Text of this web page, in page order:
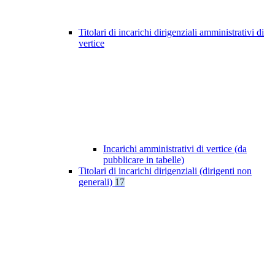
Titolari di incarichi dirigenziali amministrativi di
vertice
Incarichi amministrativi di vertice (da
pubblicare in tabelle)
Titolari di incarichi dirigenziali (dirigenti non
generali) 17